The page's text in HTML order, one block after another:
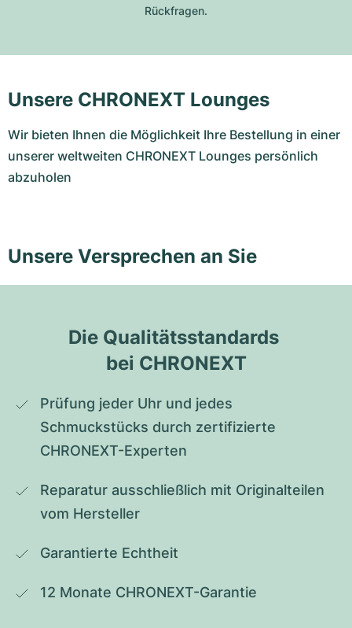
Rückfragen.
Unsere CHRONEXT Lounges
Wir bieten Ihnen die Möglichkeit Ihre Bestellung in einer
unserer weltweiten CHRONEXT Lounges persönlich
abzuholen
Unsere Versprechen an Sie
Die Qualitätsstandards
bei CHRONEXT
Prüfung jeder Uhr und jedes
Schmuckstücks durch zertifizierte
CHRONEXT-Experten
Reparatur ausschließlich mit Originalteilen
vom Hersteller
Garantierte Echtheit
12 Monate CHRONEXT-Garantie